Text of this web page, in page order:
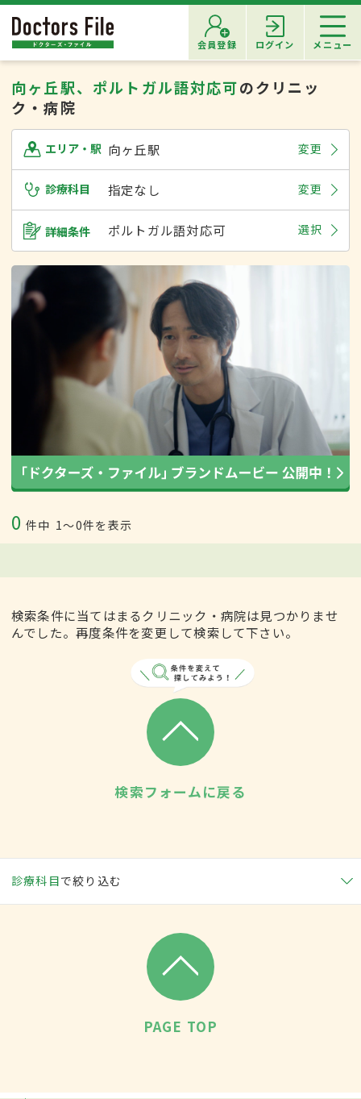
会員登録 ログイン メニュー
向ヶ丘駅、ポルトガル語対応可のクリニッ
ク・病院
エリア・駅 向ヶ丘駅 変更
診療科目 指定なし 変更
詳細条件 ポルトガル語対応可 選択
0 件中 1〜0件を表示
検索条件に当てはまるクリニック・病院は見つかりませ
んでした。再度条件を変更して検索して下さい。
検索フォームに戻る
診療科目で絞り込む
PAGE TOP